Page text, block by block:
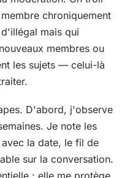
chroniquement
mais qui
membres ou
les sujets — celui-là
D'abord, j'observe
Je note les
la date, le fil de
sur la conversation.